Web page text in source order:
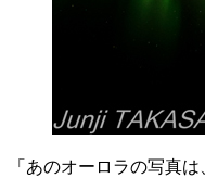
「あのオーロラの写真